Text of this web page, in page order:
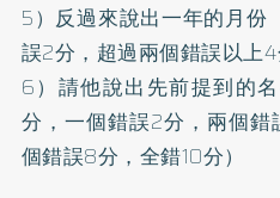
5）反過來說出一年的月份
誤2分，超過兩個錯誤以上4
6）請他說出先前提到的
分，一個錯誤2分，兩個
個錯誤8分，全錯10分）